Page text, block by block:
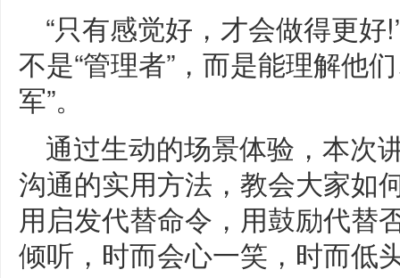
“只有感觉好，才会做得更
不是“管理者”，而是能理解他
军”。
通过生动的场景体验，本次
沟通的实用方法，教会大家如
用启发代替命令，用鼓励代替
倾听，时而会心一笑，时而低